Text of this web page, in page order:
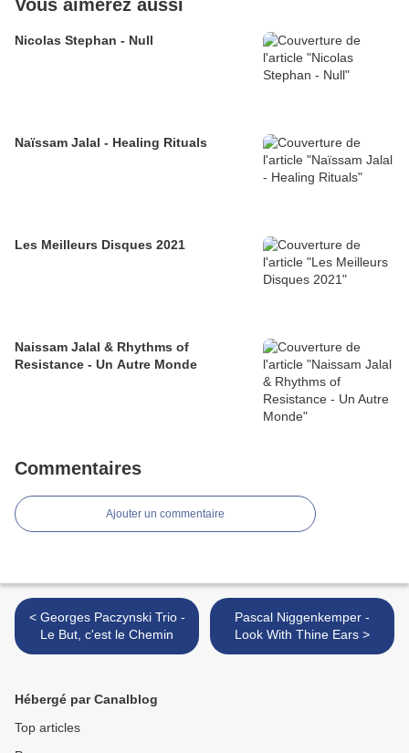
Vous aimerez aussi
Nicolas Stephan - Null
Naïssam Jalal - Healing Rituals
Les Meilleurs Disques 2021
Naissam Jalal & Rhythms of
Resistance - Un Autre Monde
Commentaires
Ajouter un commentaire
< Georges Paczynski Trio -
Le But, c'est le Chemin
Pascal Niggenkemper -
Look With Thine Ears >
Hébergé par Canalblog
Top articles